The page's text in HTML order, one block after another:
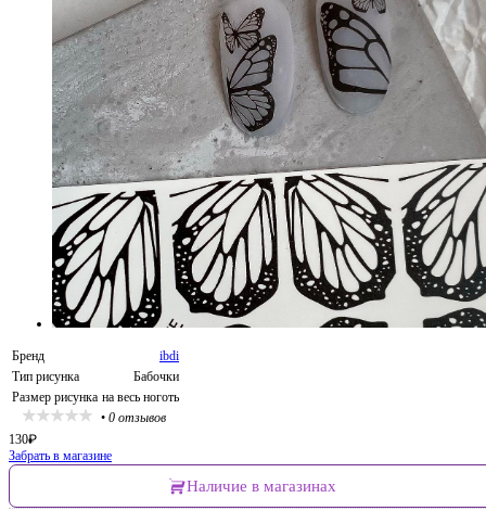
Бренд
ibdi
Тип рисунка
Бабочки
Размер рисунка на весь ноготь
• 0 отзывов
130₽
Забрать в магазине
Наличие в магазинах